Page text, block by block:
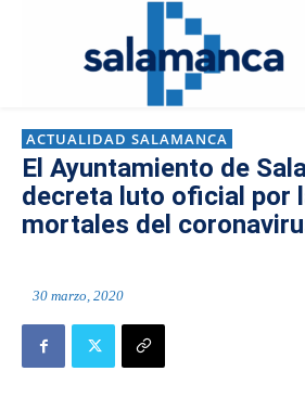
ACTUALIDAD SALAMANCA
El Ayuntamiento de
decreta luto oficial por
mortales del
30 marzo, 2020